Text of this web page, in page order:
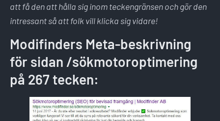
att få den att hålla sig inom teckengränsen och gör den
intressant så att folk vill klicka sig vidare!
Modifinders Meta-beskrivning
för sidan /sökmotoroptimering
på 267 tecken: